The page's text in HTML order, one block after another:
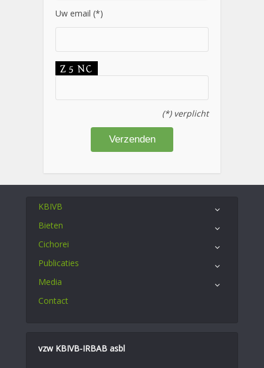
Uw email (*)
(*) verplicht
KBIVB
Bieten
Cichorei
Publicaties
Media
Contact
vzw KBIVB-IRBAB asbl